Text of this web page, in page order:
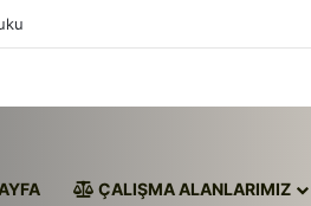
ÇALIŞMA ALANLARIMIZ